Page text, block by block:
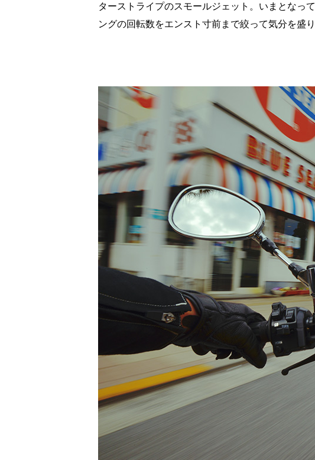
ターストライプのスモールジェット。いまとなっ
ングの回転数をエンスト寸前まで絞って気分を盛り